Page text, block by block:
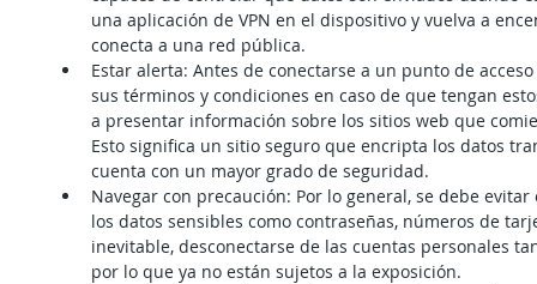
una aplicación de VPN en el dispositivo y vuelva a
conecta a una red pública.
Estar alerta: Antes de conectarse a un punto de
sus términos y condiciones en caso de que tengan
a presentar información sobre los sitios web que
Esto significa un sitio seguro que encripta los datos
cuenta con un mayor grado de seguridad.
Navegar con precaución: Por lo general, se debe
los datos sensibles como contraseñas, números de
inevitable, desconectarse de las cuentas personales
por lo que ya no están sujetos a la exposición.